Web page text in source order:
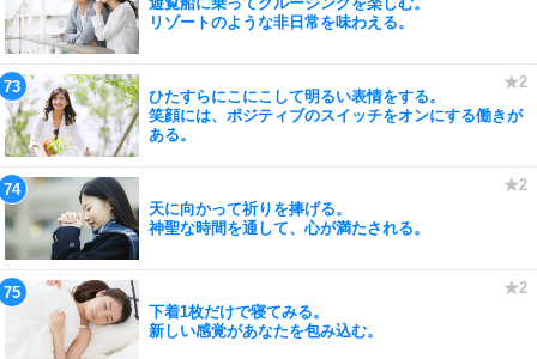
リゾートのような非日常を味わえる。
ひたすらにこにこして明るい表情をする。
笑顔には、ポジティブのスイッチをオンにする働きが
ある。
天に向かって祈りを捧げる。
神聖な時間を通して、心が満たされる。
下着1枚だけで寝てみる。
新しい感覚があなたを包み込む。